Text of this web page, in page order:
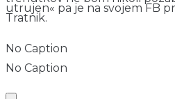
utrujen« pa je na svojem FB
Tratnik.
No Caption
No Caption